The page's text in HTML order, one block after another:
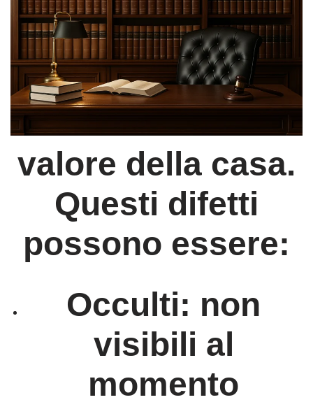
valore della casa.
Questi difetti
possono essere:
Occulti: non
visibili al
momento